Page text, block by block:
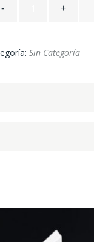
Sin Categoría